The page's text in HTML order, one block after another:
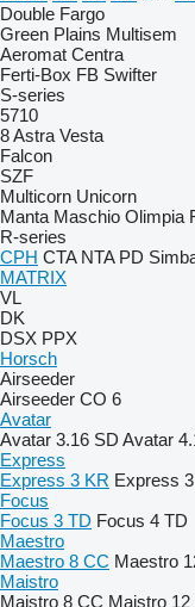
Double Fargo
Green Plains Multisem
Aeromat Centra
Ferti-Box FB Swifter
S-series
5710
8Astra Vesta
Falcon
SZF
Multicorn Unicorn
Manta Maschio Olimpia
R-series
CPH CTA NTA PD
MATRIX
VL
DK
DSX PPX
Horsch
Airseeder
Airseeder CO 6
Avatar
Avatar 3.16 SD Avatar
Express
Express 3 KR Express
Focus
Focus 3 TD Focus 4 TD
Maestro
Maestro 8 CC Maestro
Maistro
Maistro 8 CC Maistro 12